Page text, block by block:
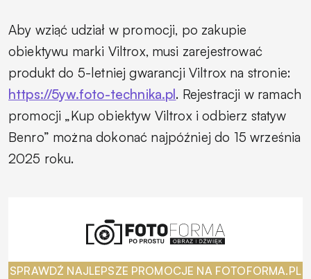
Aby wziąć udział w promocji, po zakupie
obiektywu marki Viltrox, musi zarejestrować
produkt do 5-letniej gwarancji Viltrox na stronie:
https://5yw.foto-technika.pl. Rejestracji w ramach
promocji „Kup obiektyw Viltrox i odbierz statyw
Benro” można dokonać najpóźniej do 15 września
2025 roku.
SPRAWDŹ NAJLEPSZE PROMOCJE NA FOTOFORMA.PL